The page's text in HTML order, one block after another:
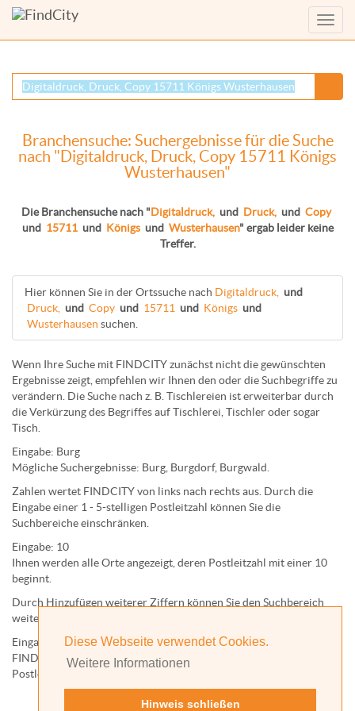
Diese Webseite verwendet Cookies.
Weitere Informationen
Hinweis schließen
Menü
Branchensuche: Suchergebnisse für die Suche
nach "Digitaldruck, Druck, Copy 15711 Königs
Wusterhausen"
Die Branchensuche nach "Digitaldruck, und Druck, und Copy
und 15711 und Königs und Wusterhausen" ergab leider keine
Treffer.
Hier können Sie in der Ortssuche nach Digitaldruck, und
Druck, und Copy und 15711 und Königs und
Wusterhausen suchen.
Wenn Ihre Suche mit FINDCITY zunächst nicht die gewünschten
Ergebnisse zeigt, empfehlen wir Ihnen den oder die Suchbegriffe zu
verändern. Die Suche nach z. B. Tischlereien ist erweiterbar durch
die Verkürzung des Begriffes aufTischlerei Tischleroder sogar
Tisch
Eingabe: Burg
Mögliche Suchergebnisse: Burg Burgdorf, Burgwald.
Zahlen wertet FINDCITY von links nach rechts aus. Durch die
Eingabe einer 1 - 5-stelligen Postleitzahl können Sie die
Suchbereiche einschränken.
Eingabe: 10
Ihnen werden alle Orteangezeigt, deren Postleitzahl mit einer 10
beginnt.
Durch Hinzufügen weiterer Ziffern können Sie den Suchbereich
weiter einschränken.
Eingabe:
10585
FINDCITY präsentiert Ihnen ausschließlich die zu dieser
Postleitzahl gehörende Kommune; in diesem Fall Berlin.